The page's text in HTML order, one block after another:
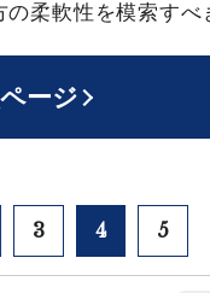
柔軟性を模索すべ
ージ
3 4 5